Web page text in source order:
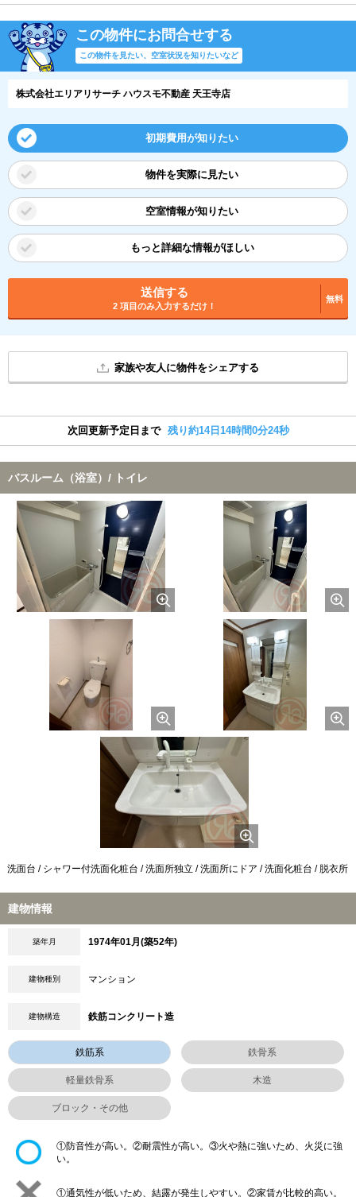
この物件にお問合せする
この物件を見たい、空室状況を知りたいなど
株式会社エリアリサーチ ハウスモ不動産 天王寺店
初期費用が知りたい
物件を実際に見たい
空室情報が知りたい
もっと詳細な情報がほしい
送信する
2 項目のみ入力するだけ！
無料
家族や友人に物件をシェアする
次回更新予定日まで 残り約14日14時間0分24秒
バスルーム（浴室）/ トイレ
洗面台 / シャワー付洗面化粧台 / 洗面所独立 / 洗面所にドア / 洗面化粧台 / 脱衣所
建物情報
築年月 1974年01月(築52年)
建物種別 マンション
建物構造 鉄筋コンクリート造
鉄筋系 鉄骨系
軽量鉄骨系 木造
ブロック・その他
①防音性が高い。②耐震性が高い。③火や熱に強いため、火災に強
い。
①通気性が低いため、結露が発生しやすい。②家賃が比較的高い。